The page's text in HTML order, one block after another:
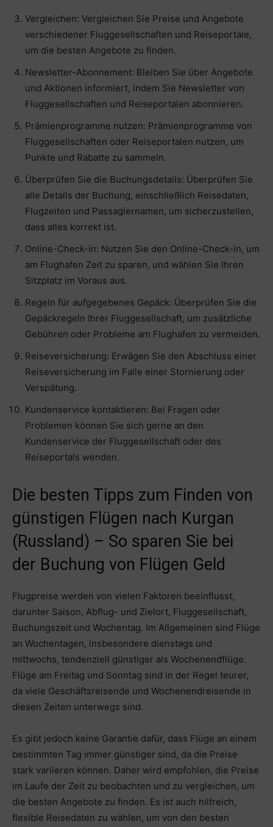
Vergleichen: Vergleichen Sie Preise und Angebote
verschiedener Fluggesellschaften und Reiseportale,
um die besten Angebote zu finden.
Newsletter-Abonnement: Bleiben Sie über Angebote
und Aktionen informiert, indem Sie Newsletter von
Fluggesellschaften und Reiseportalen abonnieren.
Prämienprogramme nutzen: Prämienprogramme von
Fluggesellschaften oder Reiseportalen nutzen, um
Punkte und Rabatte zu sammeln.
Überprüfen Sie die Buchungsdetails: Überprüfen Sie
alle Details der Buchung, einschließlich Reisedaten,
Flugzeiten und Passagiernamen, um sicherzustellen,
dass alles korrekt ist.
Online-Check-in: Nutzen Sie den Online-Check-in, um
am Flughafen Zeit zu sparen, und wählen Sie Ihren
Sitzplatz im Voraus aus.
Regeln für aufgegebenes Gepäck: Überprüfen Sie die
Gepäckregeln Ihrer Fluggesellschaft, um zusätzliche
Gebühren oder Probleme am Flughafen zu vermeiden.
Reiseversicherung: Erwägen Sie den Abschluss einer
Reiseversicherung im Falle einer Stornierung oder
Verspätung.
Kundenservice kontaktieren: Bei Fragen oder
Problemen können Sie sich gerne an den
Kundenservice der Fluggesellschaft oder des
Reiseportals wenden.
Die besten Tipps zum Finden von
günstigen Flügen nach Kurgan
(Russland) – So sparen Sie bei
der Buchung von Flügen Geld
Flugpreise werden von vielen Faktoren beeinflusst,
darunter Saison, Abflug- und Zielort, Fluggesellschaft,
Buchungszeit und Wochentag. Im Allgemeinen sind Flüge
an Wochentagen, insbesondere dienstags und
mittwochs, tendenziell günstiger als Wochenendflüge.
Flüge am Freitag und Sonntag sind in der Regel teurer,
da viele Geschäftsreisende und Wochenendreisende in
diesen Zeiten unterwegs sind.
Es gibt jedoch keine Garantie dafür, dass Flüge an einem
bestimmten Tag immer günstiger sind, da die Preise
stark variieren können. Daher wird empfohlen, die Preise
im Laufe der Zeit zu beobachten und zu vergleichen, um
die besten Angebote zu finden. Es ist auch hilfreich,
flexible Reisedaten zu wählen, um von den besten